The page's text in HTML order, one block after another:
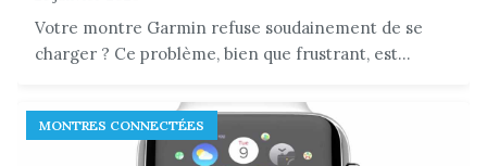
Votre montre Garmin refuse soudainement de se
charger ? Ce problème, bien que frustrant, est...
MONTRES CONNECTÉES